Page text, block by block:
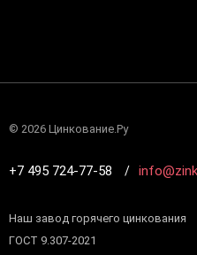
© 2026 Цинкование.Ру
+7 495 724-77-58
Наш завод горячего цинкования
ГОСТ 9.307-2021